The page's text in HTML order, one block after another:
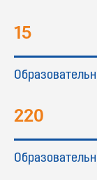
15
220